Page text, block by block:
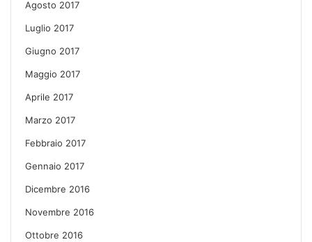
Agosto 2017
Luglio 2017
Giugno 2017
Maggio 2017
Aprile 2017
Marzo 2017
Febbraio 2017
Gennaio 2017
Dicembre 2016
Novembre 2016
Ottobre 2016